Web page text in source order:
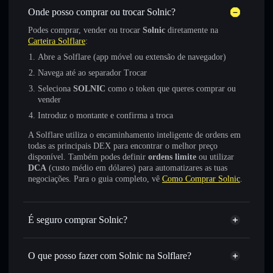
Onde posso comprar ou trocar Solnic?
Podes comprar, vender ou trocar Solnic diretamente na
Carteira Solflare:
Abre a Solflare (app móvel ou extensão de navegador)
Navega até ao separador Trocar
Seleciona SOLNIC como o token que queres comprar ou
vender
Introduz o montante e confirma a troca
A Solflare utiliza o encaminhamento inteligente de ordens em
todas as principais DEX para encontrar o melhor preço
disponível. Também podes definir ordens limite ou utilizar
DCA (custo médio em dólares) para automatizares as tuas
negociações. Para o guia completo, vê Como Comprar Solnic.
É seguro comprar Solnic?
Solnic token verificado
O que posso fazer com Solnic na Solflare?